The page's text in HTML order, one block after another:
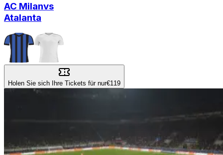
AC Milanvs
Atalanta
Holen Sie sich Ihre Tickets für nur€119